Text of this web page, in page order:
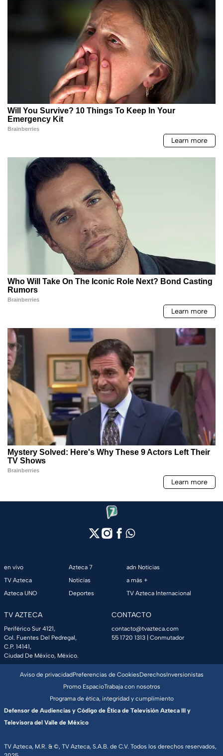
en vivo
TV Azteca
Azteca UNO
Azteca 7
Noticias
Deportes
adn Noticias
a más +
TV Azteca Internacional
TV AZTECA
Periférico Sur 4121,
Col. Fuentes Del Pedregal,
C.P. 14141,
Ciudad De México, México.
CONTACTO
contacto@tvazteca.com
55 1720 1313 | Conmutador
TV Azteca, M.R. & ©, TV Azteca, S.A.B. de C.V. Todos los derechos reservados,
Aviso de privacidadPreferencias de CookiesDerechosInversionistas
Promo EspacioTrabaja con nosotros
Programa de ética, integridad y cumplimiento
Defensor de Audiencias y Código de Ética de Televisión Azteca III y
Televisora del Valle de México